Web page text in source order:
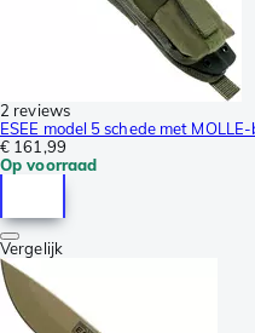
2 reviews
ESEE model 5 schede met
€ 161,99
Op voorraad
Vergelijk